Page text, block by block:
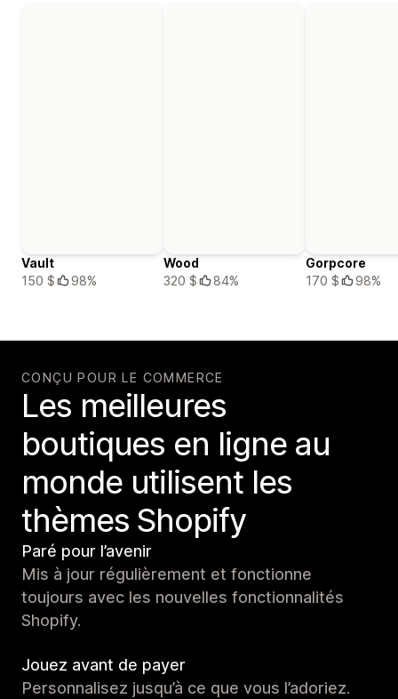
Vault
150 $
98%
Wood
320 $
84%
Gorpcore
170 $
98%
CONÇU POUR LE COMMERCE
Les meilleures
boutiques en ligne au
monde utilisent les
thèmes Shopify
Paré pour l’avenir
Mis à jour régulièrement et fonctionne
toujours avec les nouvelles fonctionnalités
Shopify.
Jouez avant de payer
Personnalisez jusqu’à ce que vous l’adoriez.